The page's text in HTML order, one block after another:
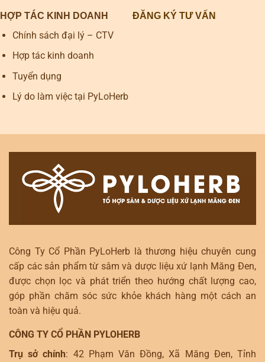
HỢP TÁC KINH DOANH
Chính sách đại lý – CTV
Hợp tác kinh doanh
Tuyển dụng
Lý do làm việc tại PyLoHerb
ĐĂNG KÝ TƯ VẤN
Công Ty Cổ Phần PyLoHerb là thương hiệu chuyên cung
cấp các sản phẩm từ sâm và dược liệu xứ lạnh Măng Đen,
được chọn lọc và phát triển theo hướng chất lượng cao,
góp phần chăm sóc sức khỏe khách hàng một cách an
toàn và hiệu quả.
CÔNG TY CỔ PHẦN PYLOHERB
Trụ sở chính: 42 Phạm Văn Đồng, Xã Măng Đen, Tỉnh